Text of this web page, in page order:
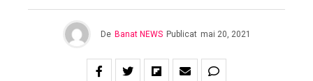
De Banat NEWS Publicat mai 20, 2021